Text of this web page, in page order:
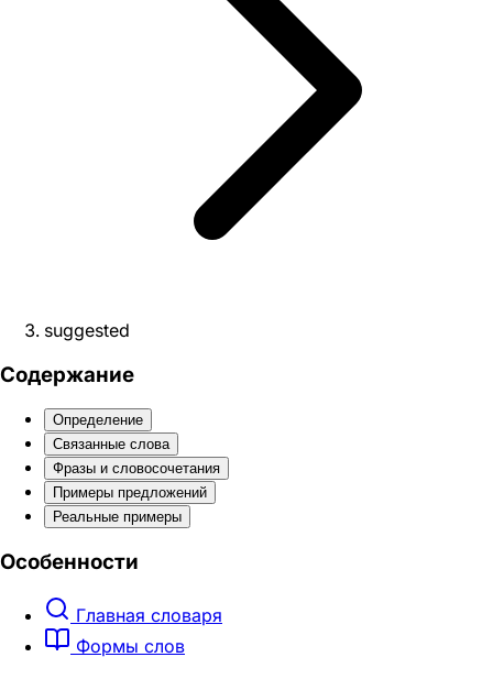
suggested
Содержание
Определение
Связанные слова
Фразы и словосочетания
Примеры предложений
Реальные примеры
Особенности
Главная словаря
Формы слов